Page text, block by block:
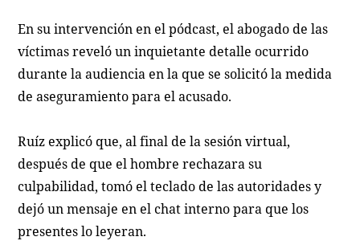
En su intervención en el pódcast, el abogado de las
víctimas reveló un inquietante detalle ocurrido
durante la audiencia en la que se solicitó la medida
de aseguramiento para el acusado.
Ruíz explicó que, al final de la sesión virtual,
después de que el hombre rechazara su
culpabilidad, tomó el teclado de las autoridades y
dejó un mensaje en el chat interno para que los
presentes lo leyeran.